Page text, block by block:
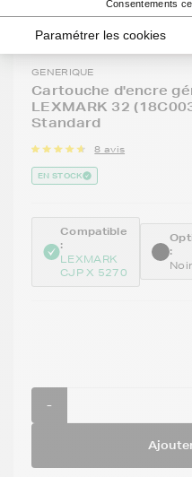
GENERIQUE
Cartouche d'encre
LEXMARK 32
Standard
8 avis
EN STOCK
Compatible
:
LEXMARK
CJP X 5270
:
Noir
-